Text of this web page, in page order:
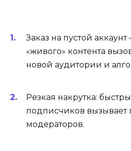
Заказ на пустой аккаунт
«живого» контента
новой аудитории и
Резкая накрутка:
подписчиков вызывает
модераторов.